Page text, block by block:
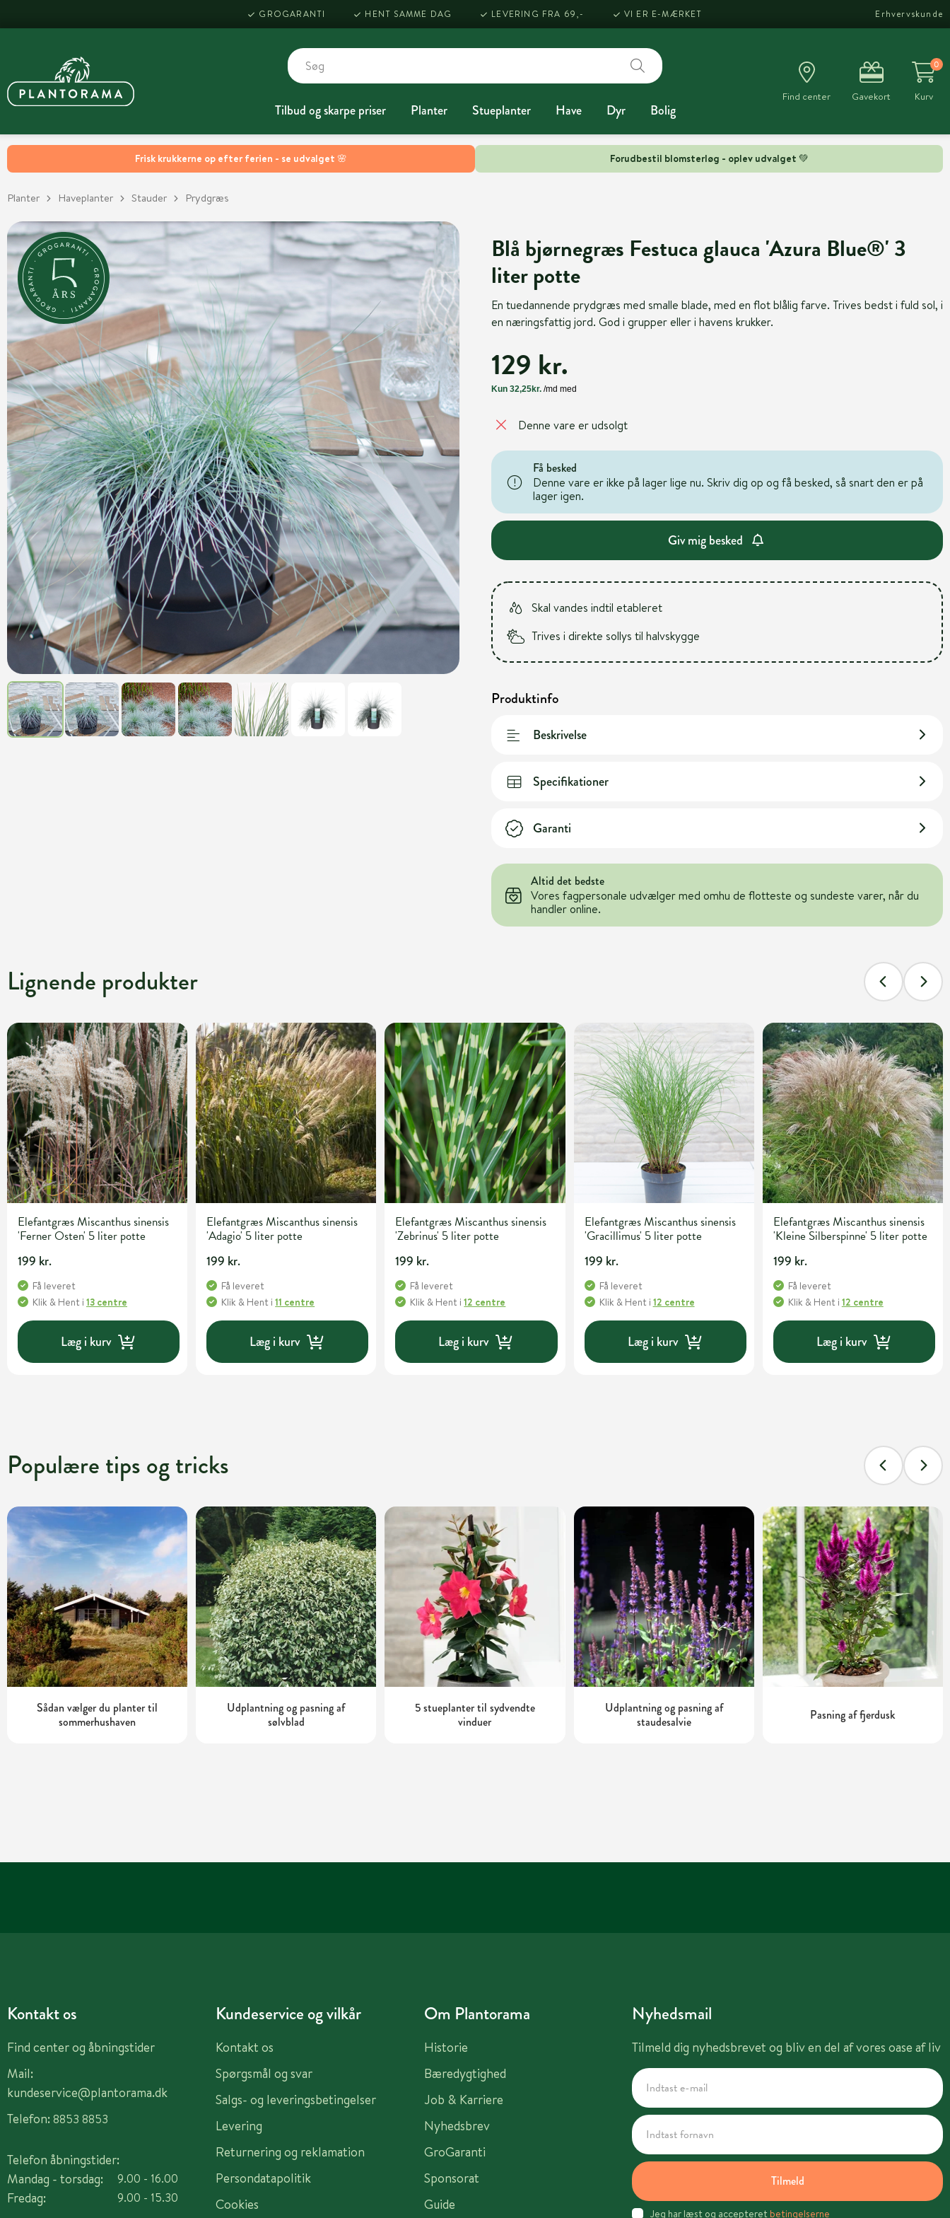
Frisk krukkerne op efter ferien - se udvalget 🌸 Forudbestil blomsterløg - oplev udvalget 💚
GROGARANTI HENT SAMME DAG LEVERING FRA 69,- VI ER E-MÆRKET Erhvervskunde
Tilbud og skarpe priser Planter Stueplanter Have Dyr Bolig
Find center Gavekort
0
Kurv
Planter Haveplanter Stauder Prydgræs
Blå bjørnegræs Festuca glauca 'Azura Blue®' 3
liter potte
En tuedannende prydgræs med smalle blade, med en flot blålig farve. Trives bedst i fuld sol, i
en næringsfattig jord. God i grupper eller i havens krukker.
129 kr.
Denne vare er udsolgt
Få besked
Denne vare er ikke på lager lige nu. Skriv dig op og få besked, så snart den er på
lager igen.
Giv mig besked
Skal vandes indtil etableret
Trives i direkte sollys til halvskygge
Produktinfo
Beskrivelse
Specifikationer
Garanti
Altid det bedste
Vores fagpersonale udvælger med omhu de flotteste og sundeste varer, når du
handler online.
Lignende produkter
Elefantgræs Miscanthus sinensis
'Ferner Osten' 5 liter potte
199 kr.
Få leveret
Klik & Hent i 13 centre
Læg i kurv
Elefantgræs Miscanthus sinensis
'Adagio' 5 liter potte
199 kr.
Få leveret
Klik & Hent i11 centre
Læg i kurv
Elefantgræs Miscanthus sinensis
'Zebrinus' 5 liter potte
199 kr.
Få leveret
Klik & Hent i12 centre
Læg i kurv
Elefantgræs Miscanthus sinensis
'Gracillimus' 5 liter potte
199 kr.
Få leveret
Klik & Hent i 12 centre
Læg i kurv
Elefantgræs Miscanthus sinensis
'Kleine Silberspinne' 5 liter potte
199 kr.
Få leveret
Klik & Hent i 12 centre
Læg i kurv
Populære tips og tricks
Sådan vælger du planter til
sommerhushaven
Udplantning og pasning af
sølvblad
5 stueplanter til sydvendte
vinduer
Udplantning og pasning af
staudesalvie
Pasning af fjerdusk
Kontakt os
Find center og åbningstider
Mail:
kundeservice@plantorama.dk
Telefon: 8853 8853
Telefon åbningstider:
Mandag - torsdag:
Fredag:
9.00 - 16.00
9.00 - 15.30
Kundeservice og vilkår
Kontakt os
Spørgsmål og svar
Salgs- og leveringsbetingelser
Levering
Returnering og reklamation
Persondatapolitik
Cookies
Om Plantorama
Historie
Bæredygtighed
Job & Karriere
Nyhedsbrev
GroGaranti
Sponsorat
Guide
Nyhedsmail
Tilmeld dig nyhedsbrevet og bliv en del af vores oase af liv
Tilmeld
Jeg har læst og accepteret betingelserne